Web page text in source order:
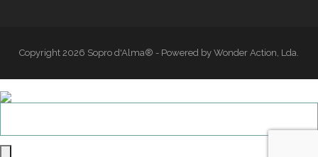
Copyright 2026 Sopro d'Alma® - Powered by Wonder Action, Lda.